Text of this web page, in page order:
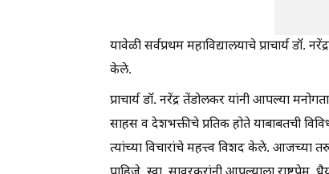
यावेळी सर्वप्रथम महाविद्यालयाचे प्राचार्य
केले.
प्राचार्य डॉ. नरेंद्र तेंडोलकर यांनी आपल्या
साहस व देशभक्तीचे प्रतिक होते याबाबतची
त्यांच्या विचारांचे महत्त्व विशद केले. आजच्या